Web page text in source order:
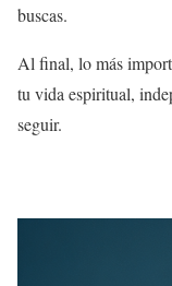
buscas.
Al final, lo más
tu vida espiritual,
seguir.